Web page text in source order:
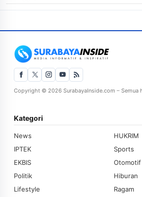
Copyright © 2026 SurabayaInside.com – Semua
Kategori
News
HUKRIM
IPTEK
Sports
EKBIS
Otomotif
Politik
Hiburan
Lifestyle
Ragam